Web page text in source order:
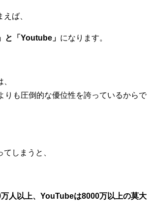
ば、
と「Youtube」 になります。
りも圧倒的な優位性を誇っているからで
しまうと、
人以上、YouTubeは8000万以上の莫大